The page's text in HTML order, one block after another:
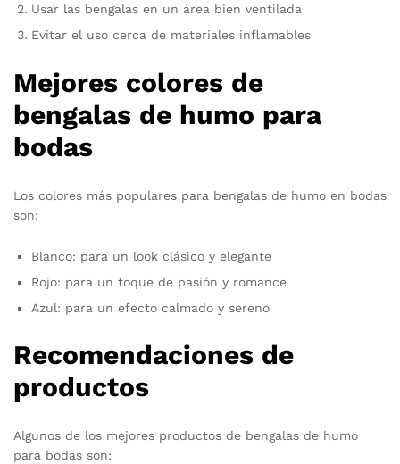
Usar las bengalas en un área bien ventilada
Evitar el uso cerca de materiales inflamables
Mejores colores de
bengalas de humo para
bodas
Los colores más populares para bengalas de humo en bodas
son:
Blanco: para un look clásico y elegante
Rojo: para un toque de pasión y romance
Azul: para un efecto calmado y sereno
Recomendaciones de
productos
Algunos de los mejores productos de bengalas de humo
para bodas son: